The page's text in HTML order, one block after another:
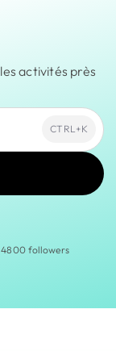
activités près
CTRL+K
4800 followers